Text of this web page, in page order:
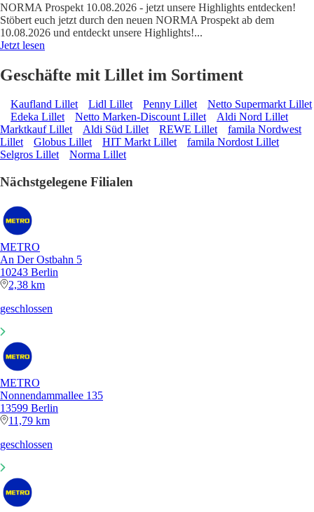
NORMA Prospekt 10.08.2026 - jetzt unsere Highlights entdecken!
Stöbert euch jetzt durch den neuen NORMA Prospekt ab dem
10.08.2026 und entdeckt unsere Highlights!...
Jetzt lesen
Geschäfte mit Lillet im Sortiment
Kaufland Lillet Lidl Lillet Penny Lillet
Netto Supermarkt Lillet
Edeka Lillet
Netto Marken-Discount Lillet
Aldi Nord Lillet
Marktkauf Lillet
Aldi Süd Lillet REWE Lillet
famila Nordwest
Lillet
Globus Lillet HIT Markt Lillet
famila Nordost Lillet
Selgros Lillet
Norma Lillet
Nächstgelegene Filialen
METRO
An Der Ostbahn 5
10243 Berlin
2,38 km
geschlossen
METRO
Nonnendammallee 135
13599 Berlin
11,79 km
geschlossen